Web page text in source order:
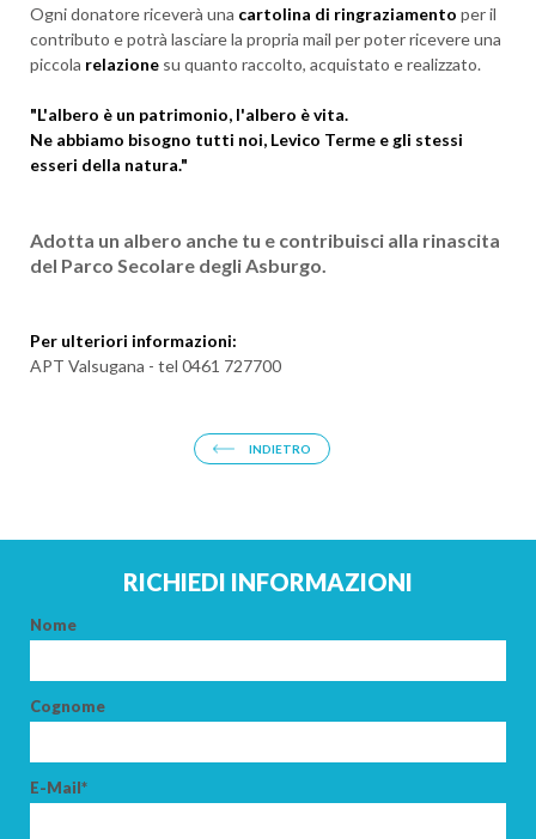
ADULTI
Ogni donatore riceverà una cartolina di ringraziamento per il
contributo e potrà lasciare la propria mail per poter ricevere una
piccola relazione su quanto raccolto, acquistato e realizzato.
"L'albero è un patrimonio, l'albero è vita.
Ne abbiamo bisogno tutti noi, Levico Terme e gli stessi
esseri della natura."
Adotta un albero anche tu e contribuisci alla rinascita
del Parco Secolare degli Asburgo.
Per ulteriori informazioni:
APT Valsugana - tel 0461 727700
INDIETRO
RICHIEDI INFORMAZIONI
Nome
Cognome
E-Mail*